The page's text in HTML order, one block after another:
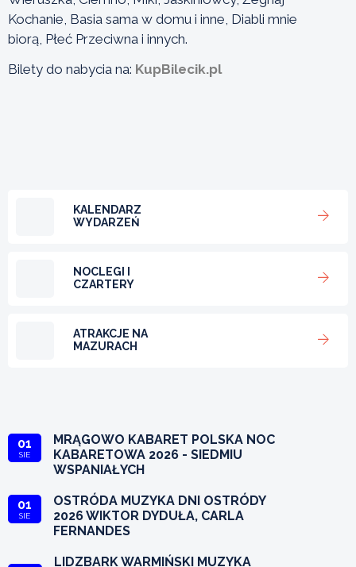
Kochanie, Basia sama w domu i inne, Diabli mnie
biorą, Płeć Przeciwna i innych.
Bilety do nabycia na: KupBilecik.pl
KALENDARZ
WYDARZEŃ
NOCLEGI I
CZARTERY
ATRAKCJE NA
MAZURACH
01
SIE
MRĄGOWO KABARET POLSKA NOC
KABARETOWA 2026 - SIEDMIU
WSPANIAŁYCH
01
SIE
OSTRÓDA MUZYKA DNI OSTRÓDY
2026 WIKTOR DYDUŁA, CARLA
FERNANDES
LIDZBARK WARMIŃSKI MUZYKA